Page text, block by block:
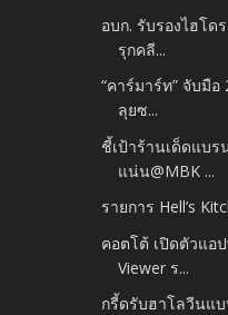
อบก. รับรองไฮโด
รุกคลี...
“คาร์มาร์ท” จับมื
ลุยซ...
ชี้เป้าร้านเด็ดแบร
แน่น@MBK ...
รายการ Hell’s
คอตโต้ เปิดตัวแอ
Viewer ร...
กรี้ดรับฮาโลวีนแ